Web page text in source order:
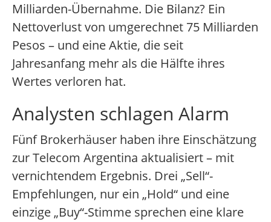
Milliarden-Übernahme. Die Bilanz? Ein
Nettoverlust von umgerechnet 75 Milliarden
Pesos – und eine Aktie, die seit
Jahresanfang mehr als die Hälfte ihres
Wertes verloren hat.
Analysten schlagen Alarm
Fünf Brokerhäuser haben ihre Einschätzung
zur Telecom Argentina aktualisiert – mit
vernichtendem Ergebnis. Drei „Sell“-
Empfehlungen, nur ein „Hold“ und eine
einzige „Buy“-Stimme sprechen eine klare